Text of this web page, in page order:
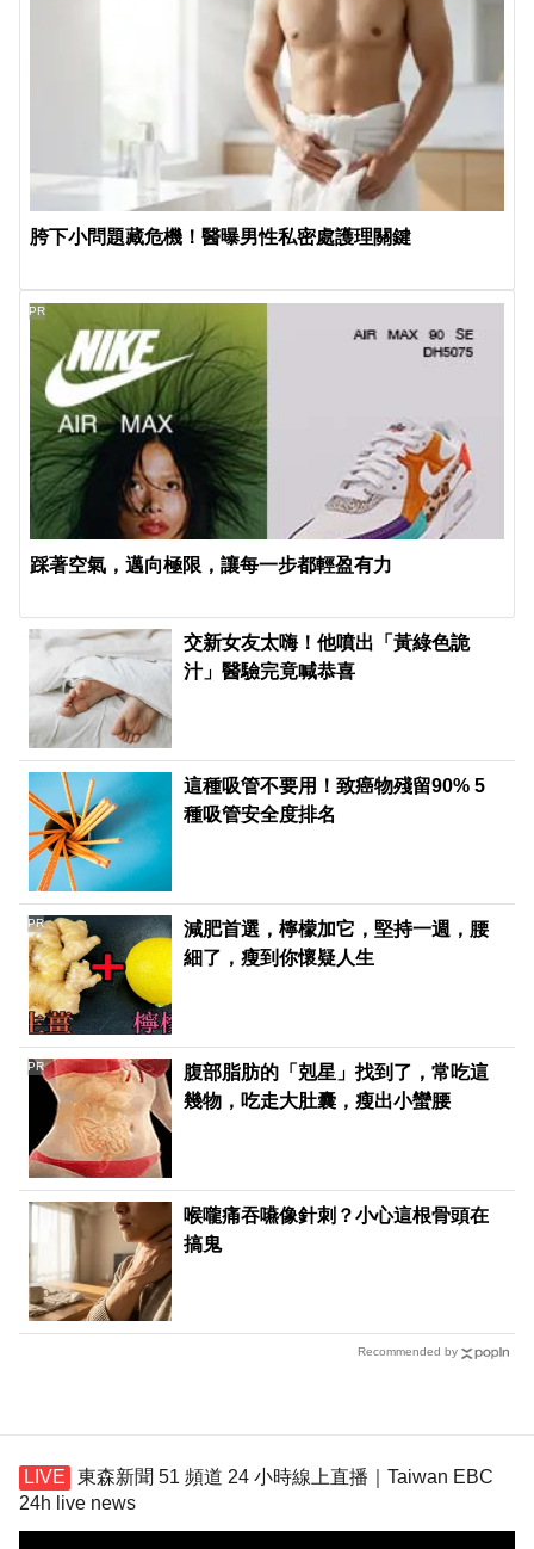
胯下小問題藏危機！醫曝男性私密處護理關鍵
踩著空氣，邁向極限，讓每一步都輕盈有力
PR
交新女友太嗨！他噴出「黃綠色詭
汁」醫驗完竟喊恭喜
這種吸管不要用！致癌物殘留90% 5
種吸管安全度排名
減肥首選，檸檬加它，堅持一週，腰
細了，瘦到你懷疑人生
PR
腹部脂肪的「剋星」找到了，常吃這
幾物，吃走大肚囊，瘦出小蠻腰
PR
喉嚨痛吞嚥像針刺？小心這根骨頭在
搞鬼
Recommended by
東森新聞 51 頻道 24 小時線上直播｜Taiwan EBC
24h live news